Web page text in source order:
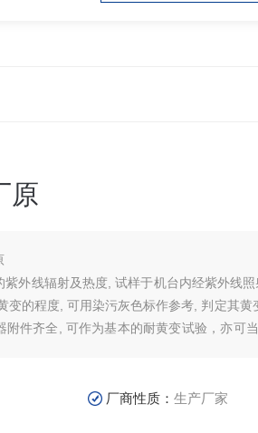
原
紫外线辐射及热度, 试样于机台内经紫外线
变的程度, 可用染污灰色标作参考, 判定其黄
附件齐全, 可作为基本的耐黄变试验，亦可
厂商性质： 生产厂家